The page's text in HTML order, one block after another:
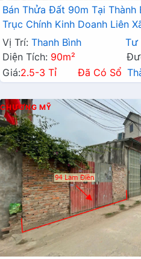
Bán Thửa Đất 90m Tại
Trục Chính Kinh Doanh Liên
Vị Trí: Thanh Bình Tư
Diện Tích: 90m²
Giá:2.5-3 Tỉ Đã Có Sổ
CHƯƠNG MỸ